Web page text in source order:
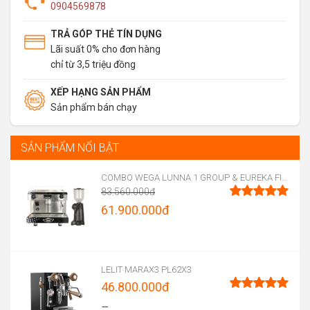
0904569878
TRẢ GÓP THẺ TÍN DỤNG
Lãi suất 0% cho đơn hàng
chỉ từ 3,5 triệu đồng
XẾP HẠNG SẢN PHẨM
Sản phẩm bán chạy
SẢN PHẨM NỔI BẬT
83.560.000đ
Original
83.560.000đ.
61.900.000đ
is:
61.900.000đ.
LELIT MARAX3 PL62X3
46.800.000đ
–